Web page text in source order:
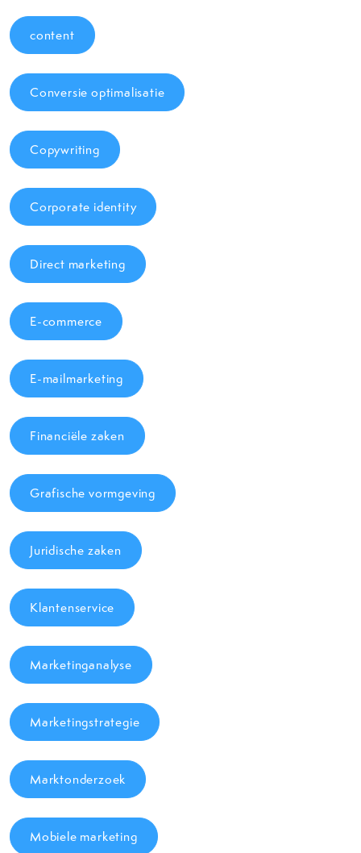
content
Conversie optimalisatie
Copywriting
Corporate identity
Direct marketing
E-commerce
E-mailmarketing
Financiële zaken
Grafische vormgeving
Juridische zaken
Klantenservice
Marketinganalyse
Marketingstrategie
Marktonderzoek
Mobiele marketing